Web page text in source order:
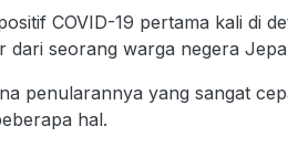
COVID-19 pertama kali di
seorang warga negera
penularannya yang sangat
hal.